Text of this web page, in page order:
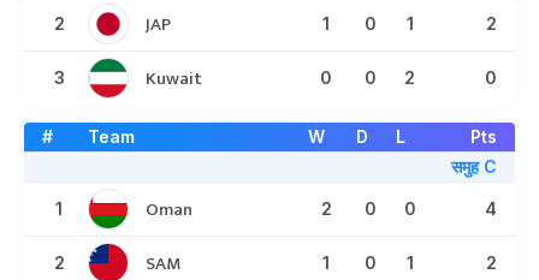
2 JAP 1 0 1 2
3 Kuwait 0 0 2 0
# Team W D L
Pts
समुह C
1 Oman 2 0 0 4
2 SAM 1 0 1 2